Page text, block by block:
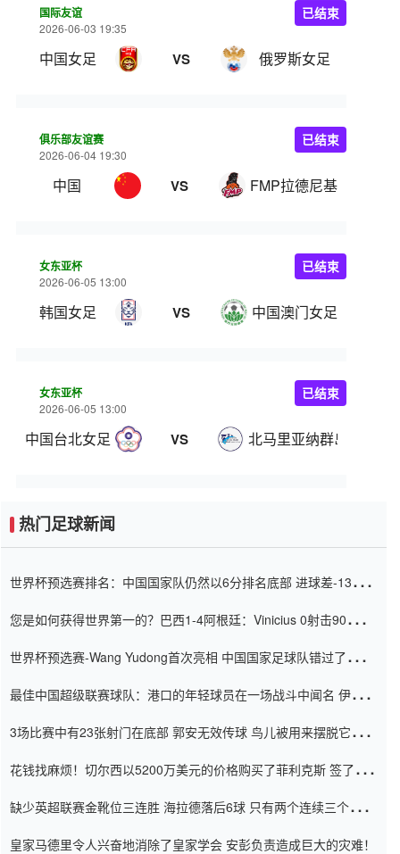
国际友谊
2026-06-03 19:35
中国女足 VS 俄罗斯女足
已结束
俱乐部友谊赛
2026-06-04 19:30
中国 VS FMP拉德尼基
已结束
女东亚杯
2026-06-05 13:00
韩国女足 VS 中国澳门女足
已结束
女东亚杯
2026-06-05 13:00
中国台北女足 VS 北马里亚纳群岛女足
已结束
热门足球新闻
世界杯预选赛排名：中国国家队仍然以6分排名底部 进球差-13令人
您是如何获得世界第一的？巴西1-4阿根廷：Vinicius 0射击90分钟
世界杯预选赛-Wang Yudong首次亮相 中国国家足球队错过了世界
最佳中国超级联赛球队：港口的年轻球员在一场战斗中闻名 伊万放
3场比赛中有23张射门在底部 郭安无效传球 鸟儿被用来摆脱它
花钱找麻烦！切尔西以5200万美元的价格购买了菲利克斯 签了7年
缺少英超联赛金靴位三连胜 海拉德落后6球 只有两个连续三个连续
皇家马德里令人兴奋地消除了皇家学会 安彭负责造成巨大的灾难！